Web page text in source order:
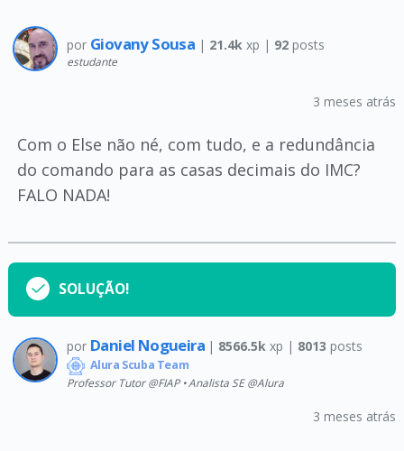
por Giovany Sousa | 21.4k xp | 92posts
estudante
3 meses atrás
Com o Else não né, com tudo, e a redundância
do comando para as casas decimais do IMC?
FALO NADA!
SOLUÇÃO!
por Daniel Nogueira | 8566.5k xp | 8013 posts
Alura Scuba Team
Professor Tutor @FIAP • Analista SE @Alura
3 meses atrás